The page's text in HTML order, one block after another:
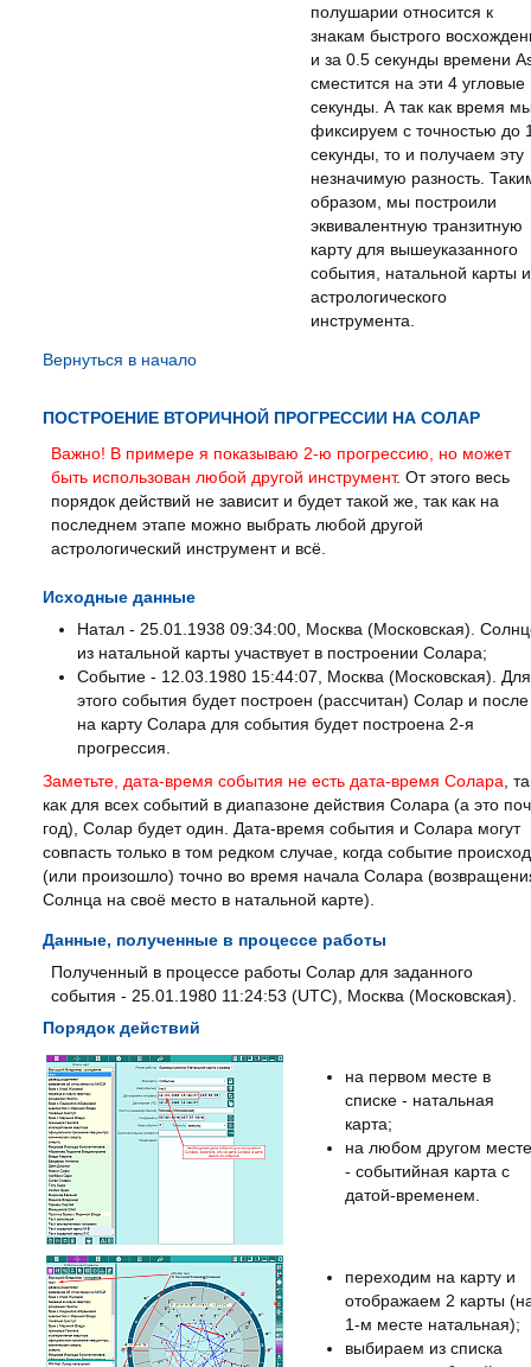
полушарии относится к
знакам быстрого
и за 0.5 секунды времени
сместится на эти 4 угловые
секунды. А так как время
фиксируем с точностью до
секунды, то и получаем эту
незначимую разность.
образом, мы построили
эквивалентную транзитную
карту для вышеуказанного
события, натальной карты и
астрологического
инструмента.
Вернуться в начало
ПОСТРОЕНИЕ ВТОРИЧНОЙ ПРОГРЕССИИ НА СОЛАР
Важно! В примере я показываю 2-ю прогрессию, но может
быть использован любой другой инструмент. От этого весь
порядок действий не зависит и будет такой же, так как на
последнем этапе можно выбрать любой другой
астрологический инструмент и всё.
Исходные данные
Натал - 25.01.1938 09:34:00, Москва (Московская).
из натальной карты участвует в построении Солара;
Событие - 12.03.1980 15:44:07, Москва (Московская). Для
этого события будет построен (рассчитан) Солар и после
на карту Солара для события будет построена 2-я
прогрессия.
Заметьте, дата-время события не есть дата-время Солара ,
как для всех событий в диапазоне действия Солара (а это
год), Солар будет один. Дата-время события и Солара могут
совпасть только в том редком случае, когда событие
(или произошло) точно во время начала Солара
Солнца на своё место в натальной карте).
Данные, полученные в процессе работы
Полученный в процессе работы Солар для заданного
события - 25.01.1980 11:24:53 (UTC), Москва (Московская).
Порядок действий
на первом месте в
списке - натальная
карта;
на любом другом месте
- событийная карта с
датой-временем.
переходим на карту и
отображаем 2 карты
1-м месте натальная);
выбираем из списка